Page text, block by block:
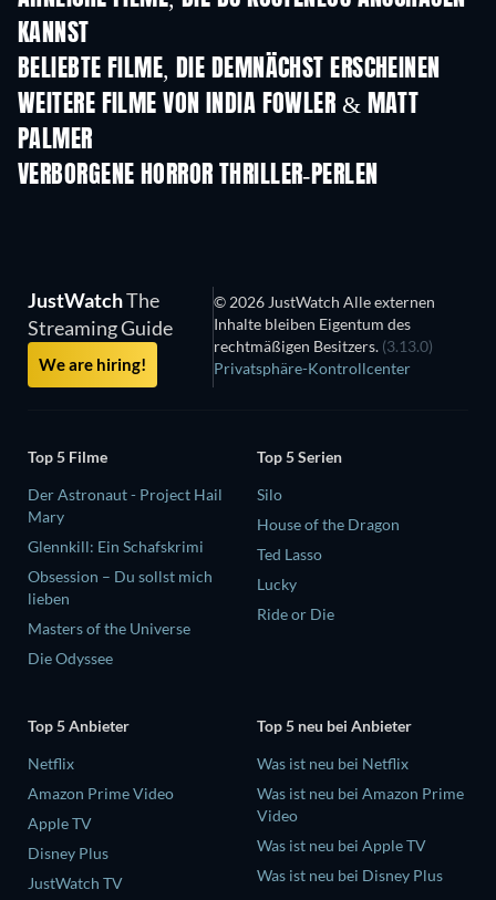
KANNST
BELIEBTE FILME, DIE DEMNÄCHST ERSCHEINEN
WEITERE FILME VON INDIA FOWLER & MATT
PALMER
VERBORGENE HORROR THRILLER-PERLEN
JustWatchThe
Streaming Guide
We are hiring!
© 2026 JustWatch Alle externen
Inhalte bleiben Eigentum des
rechtmäßigen Besitzers. (3.13.0)
Privatsphäre-Kontrollcenter
Top 5 Filme
Der Astronaut - Project Hail
Mary
Glennkill: Ein Schafskrimi
Obsession – Du sollst mich
lieben
Masters of the Universe
Die Odyssee
Top 5 Serien
Silo
House of the Dragon
Ted Lasso
Lucky
Ride or Die
Top 5 Anbieter
Netflix
Amazon Prime Video
Apple TV
Disney Plus
JustWatch TV
Top 5 neu bei Anbieter
Was ist neu bei Netflix
Was ist neu bei Amazon Prime
Video
Was ist neu bei Apple TV
Was ist neu bei Disney Plus